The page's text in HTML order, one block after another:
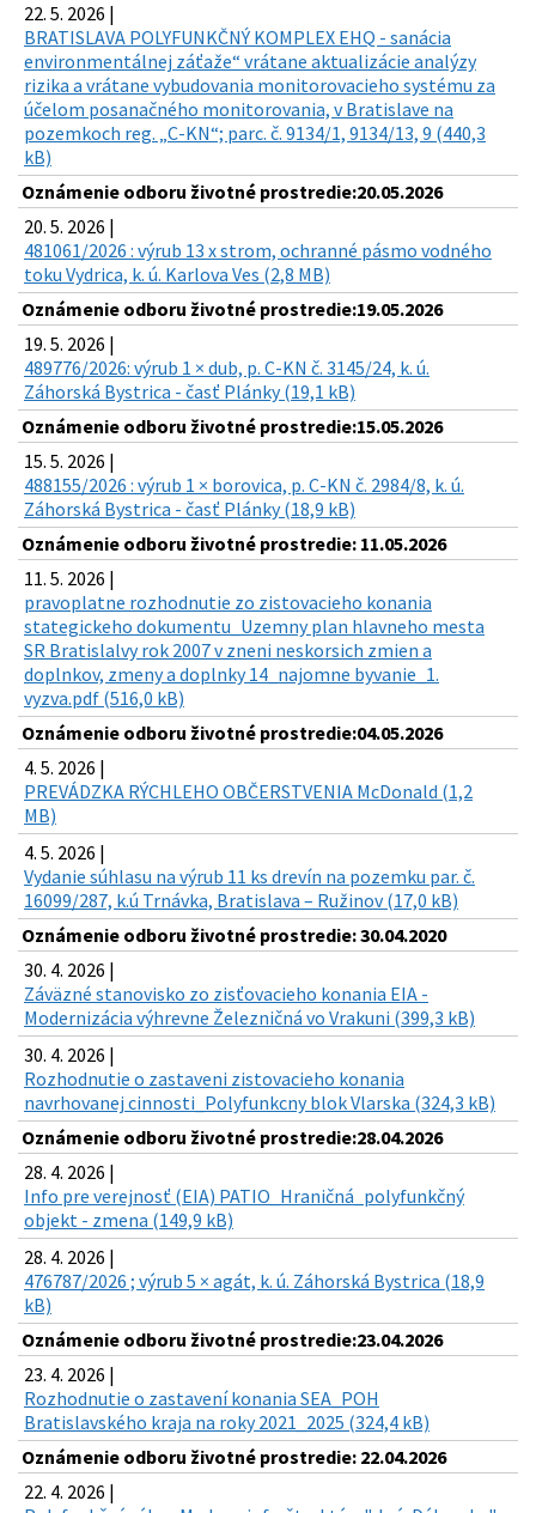
22. 5. 2026 |
BRATISLAVA POLYFUNKČNÝ KOMPLEX EHQ - sanácia
environmentálnej záťaže“ vrátane aktualizácie analýzy
rizika a vrátane vybudovania monitorovacieho systému za
účelom posanačného monitorovania, v Bratislave na
pozemkoch reg. „C-KN“; parc. č. 9134/1, 9134/13, 9 (440,3
kB)
Oznámenie odboru životné prostredie:20.05.2026
20. 5. 2026 |
481061/2026 : výrub 13 x strom, ochranné pásmo vodného
toku Vydrica, k. ú. Karlova Ves (2,8 MB)
Oznámenie odboru životné prostredie:19.05.2026
19. 5. 2026 |
489776/2026: výrub 1 × dub, p. C-KN č. 3145/24, k. ú.
Záhorská Bystrica - časť Plánky (19,1 kB)
Oznámenie odboru životné prostredie:15.05.2026
15. 5. 2026 |
488155/2026 : výrub 1 × borovica, p. C-KN č. 2984/8, k. ú.
Záhorská Bystrica - časť Plánky (18,9 kB)
Oznámenie odboru životné prostredie: 11.05.2026
11. 5. 2026 |
pravoplatne rozhodnutie zo zistovacieho konania
stategickeho dokumentu_Uzemny plan hlavneho mesta
SR Bratislalvy rok 2007 v zneni neskorsich zmien a
doplnkov, zmeny a doplnky 14_najomne byvanie_1.
vyzva.pdf (516,0 kB)
Oznámenie odboru životné prostredie:04.05.2026
4. 5. 2026 |
PREVÁDZKA RÝCHLEHO OBČERSTVENIA McDonald (1,2
MB)
4. 5. 2026 |
Vydanie súhlasu na výrub 11 ks drevín na pozemku par. č.
16099/287, k.ú Trnávka, Bratislava – Ružinov (17,0 kB)
Oznámenie odboru životné prostredie: 30.04.2020
30. 4. 2026 |
Záväzné stanovisko zo zisťovacieho konania EIA -
Modernizácia výhrevne Železničná vo Vrakuni (399,3 kB)
30. 4. 2026 |
Rozhodnutie o zastaveni zistovacieho konania
navrhovanej cinnosti_Polyfunkcny blok Vlarska (324,3 kB)
Oznámenie odboru životné prostredie:28.04.2026
28. 4. 2026 |
Info pre verejnosť (EIA) PATIO_Hraničná_polyfunkčný
objekt - zmena (149,9 kB)
28. 4. 2026 |
476787/2026 ; výrub 5 × agát, k. ú. Záhorská Bystrica (18,9
kB)
Oznámenie odboru životné prostredie:23.04.2026
23. 4. 2026 |
Rozhodnutie o zastavení konania SEA_POH
Bratislavského kraja na roky 2021_2025 (324,4 kB)
Oznámenie odboru životné prostredie: 22.04.2026
22. 4. 2026 |